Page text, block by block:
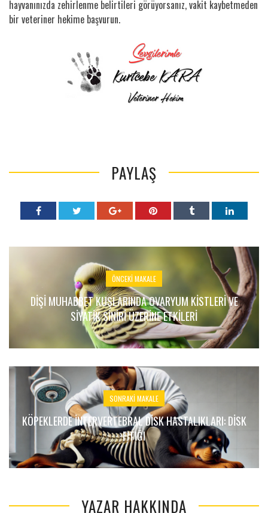
hayvanınızda zehirlenme belirtileri görüyorsanız, vakit kaybetmeden
bir veteriner hekime başvurun.
PAYLAŞ
ÖNCEKI MAKALE
DIŞI MUHABBET KUŞLARINDA OVARYUM KISTLERI VE
SIYATIK SINIRI ÜZERINE ETKILERI
SONRAKI MAKALE
KÖPEKLERDE İNTERVERTEBRAL DISK HASTALIKLARI: DİSK
FITIĞI
YAZAR HAKKINDA